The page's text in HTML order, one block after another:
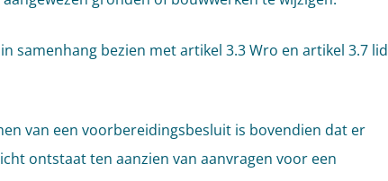
samenhang bezien met artikel 3.3 Wro en artikel 3.7 lid
van een voorbereidingsbesluit is bovendien dat er
ontstaat ten aanzien van aanvragen voor een